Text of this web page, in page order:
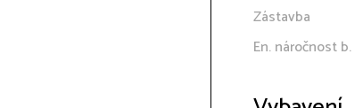
Zástavba
En. náročnost b.